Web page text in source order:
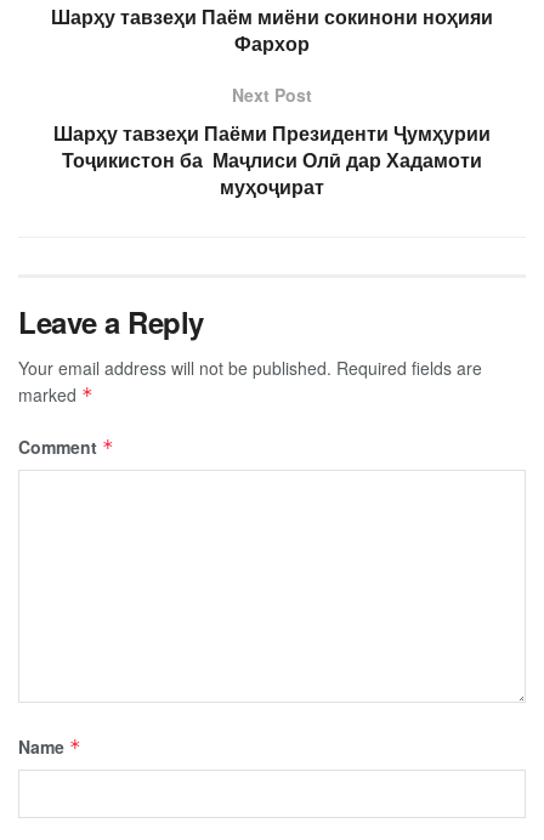
Шарҳу тавзеҳи Паём миёни сокинони ноҳияи
Фархор
Next Post
Шарҳу тавзеҳи Паёми Президенти Ҷумҳурии
Тоҷикистон ба Маҷлиси Олӣ дар Хадамоти
муҳоҷират
Leave a Reply
Your email address will not be published. Required fields are
marked *
Comment *
Name *